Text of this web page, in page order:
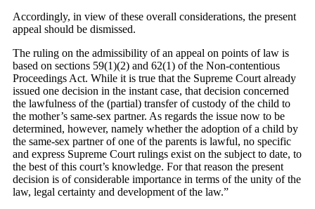
Accordingly, in view of these overall considerations, the present
appeal should be dismissed.
The ruling on the admissibility of an appeal on points of law is
based on sections 59(1)(2) and 62(1) of the Non-contentious
Proceedings Act. While it is true that the Supreme Court already
issued one decision in the instant case, that decision concerned
the lawfulness of the (partial) transfer of custody of the child to
the mother’s same-sex partner. As regards the issue now to be
determined, however, namely whether the adoption of a child by
the same-sex partner of one of the parents is lawful, no specific
and express Supreme Court rulings exist on the subject to date, to
the best of this court’s knowledge. For that reason the present
decision is of considerable importance in terms of the unity of the
law, legal certainty and development of the law.”